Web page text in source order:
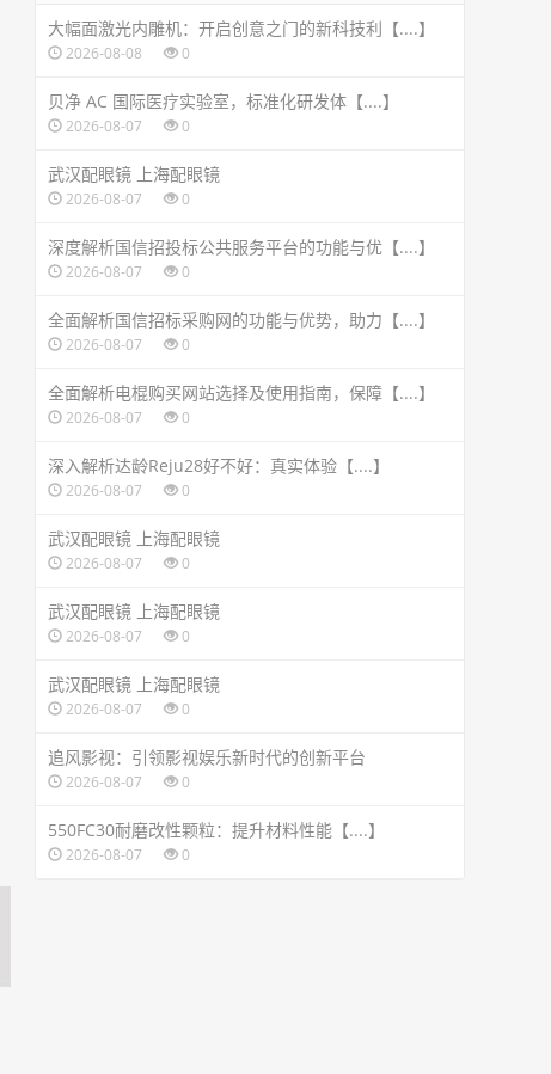
大幅面激光内雕机：开启创意之门的新科技利【....】
2026-08-08 0
贝净 AC 国际医疗实验室，标准化研发体【....】
2026-08-07 0
武汉配眼镜 上海配眼镜
2026-08-07 0
深度解析国信招投标公共服务平台的功能与优【....】
2026-08-07 0
全面解析国信招标采购网的功能与优势，助力【....】
2026-08-07 0
全面解析电棍购买网站选择及使用指南，保障【....】
2026-08-07 0
深入解析达龄Reju28好不好：真实体验【....】
2026-08-07 0
武汉配眼镜 上海配眼镜
2026-08-07 0
武汉配眼镜 上海配眼镜
2026-08-07 0
武汉配眼镜 上海配眼镜
2026-08-07 0
追风影视：引领影视娱乐新时代的创新平台
2026-08-07 0
550FC30耐磨改性颗粒：提升材料性能【....】
2026-08-07 0